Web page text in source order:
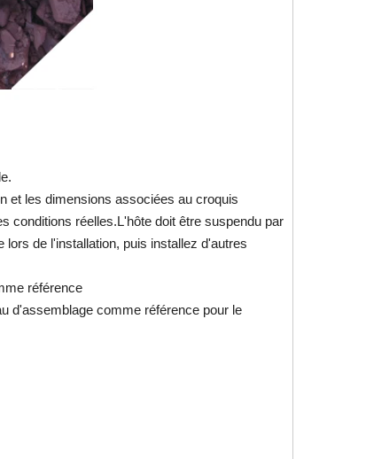
et les dimensions associées au croquis
conditions réelles.L'hôte doit être suspendu par
de l'installation, puis installez d'autres
référence
d'assemblage comme référence pour le